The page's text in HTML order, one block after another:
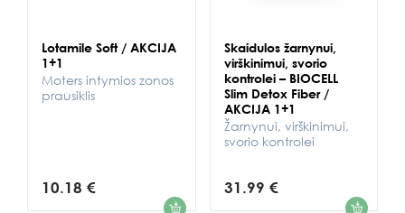
Lotamile Soft / AKCIJA
1+1
Moters intymios zonos
prausiklis
10.18 € 1
Skaidulos žarnynui,
virškinimui, svorio
kontrolei – BIOCELL
Slim Detox Fiber /
AKCIJA 1+1
Žarnynui, virškinimui,
svorio kontrolei
31.99 € 1